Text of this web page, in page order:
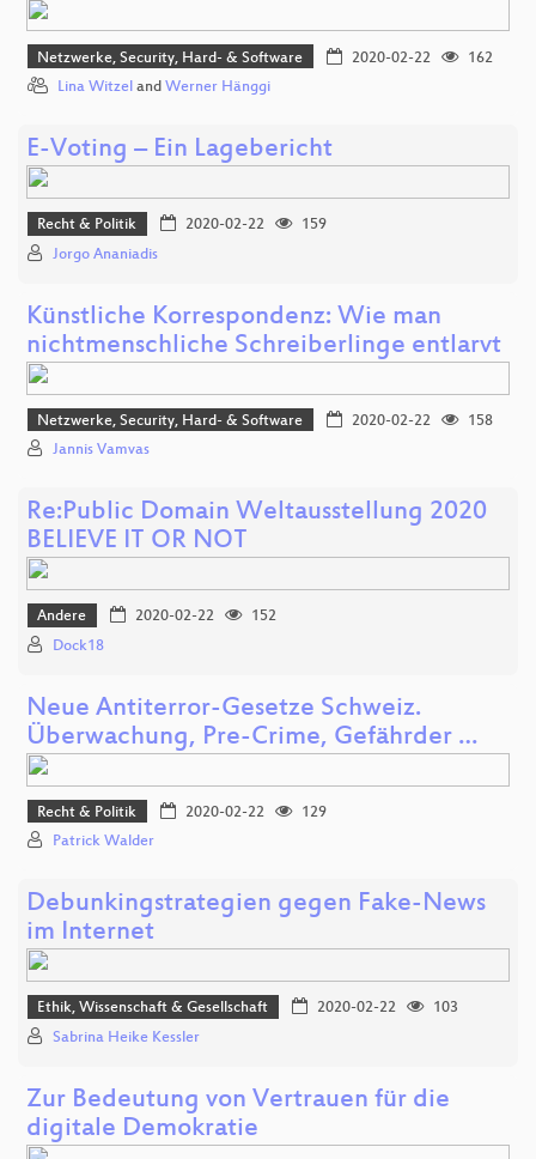
Netzwerke, Security, Hard- & Software 2020-02-22
162
Lina Witzel and Werner Hänggi
E-Voting – Ein Lagebericht
Recht & Politik 2020-02-22
159
Jorgo Ananiadis
Künstliche Korrespondenz: Wie man
nichtmenschliche Schreiberlinge entlarvt
Netzwerke, Security, Hard- & Software 2020-02-22
158
Jannis Vamvas
Re:Public Domain Weltausstellung 2020
BELIEVE IT OR NOT
Andere 2020-02-22
152
Dock18
Neue Antiterror-Gesetze Schweiz.
Überwachung, Pre-Crime, Gefährder …
Recht & Politik 2020-02-22
129
Patrick Walder
Debunkingstrategien gegen Fake-News
im Internet
Ethik, Wissenschaft & Gesellschaft 2020-02-22
103
Sabrina Heike Kessler
Zur Bedeutung von Vertrauen für die
digitale Demokratie